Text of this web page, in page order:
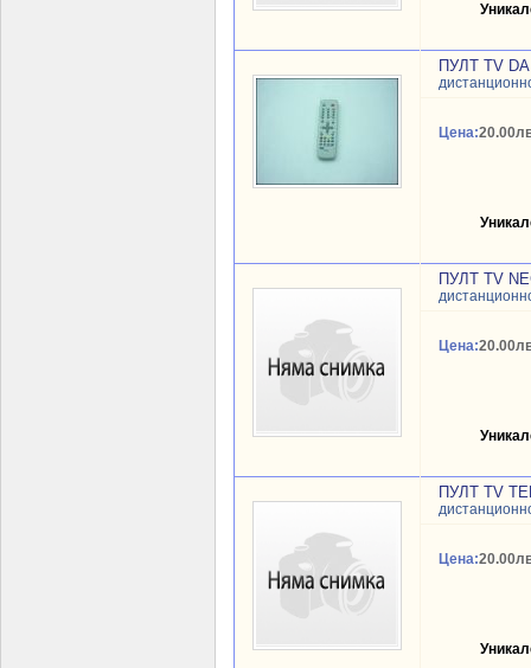
ПУЛТ TV
Цена:
ПУЛТ TV
Цена:
ПУЛТ TV
Цена: